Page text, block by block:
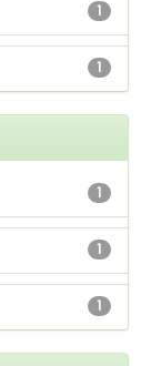
1
1
1
1
1